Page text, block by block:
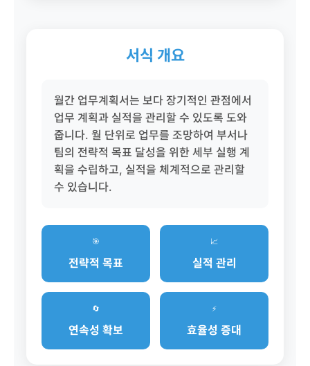
서식 개요
월간 업무계획서는 보다 장기적인 관점에서
업무 계획과 실적을 관리할 수 있도록 도와
줍니다. 월 단위로 업무를 조망하여 부서나
팀의 전략적 목표 달성을 위한 세부 실행 계
획을 수립하고, 실적을 체계적으로 관리할
수 있습니다.
🎯
전략적 목표
📈
실적 관리
🔄
연속성 확보
⚡
효율성 증대